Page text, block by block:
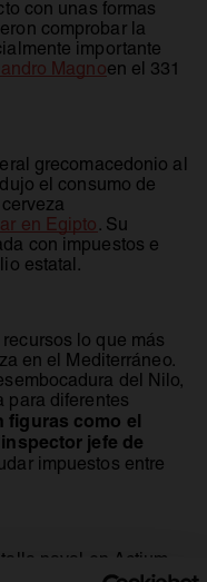
con unas formas
comprobar la
importante
Magnose abre en
en el 331
una pestaña nueva
grecomacedonio al
el consumo de
en Egipto . Su
con impuestos e
estatal.
lo que más
en el Mediterráneo.
del Nilo,
para diferentes
figuras como el
jefe de
impuestos entre
naval en Actium,